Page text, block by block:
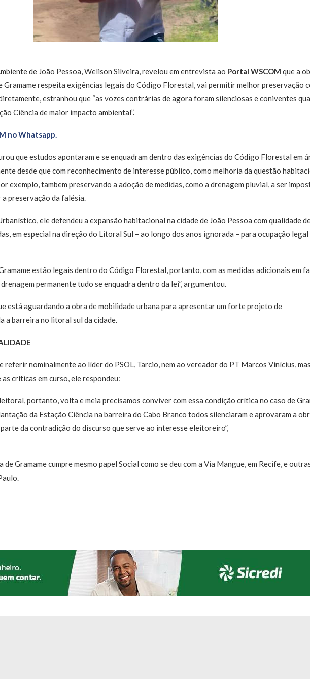
de João Pessoa, Welison Silveira, revelou em entrevista ao Portal WSCOM que a
Gramame respeita exigências legais do Código Florestal, vai permitir melhor preservação
estranhou que “as vozes contrárias de agora foram silenciosas e coniventes
Ciência de maior impacto ambiental”.
no Whatsapp.
que estudos apontaram e se enquadram dentro das exigências do Código Florestal em
desde que com reconhecimento de interesse público, como melhoria da questão
exemplo, tambem preservando a adoção de medidas, como a drenagem pluvial, a ser
preservação da falésia.
ele defendeu a expansão habitacional na cidade de João Pessoa com qualidade
em especial na direção do Litoral Sul – ao longo dos anos ignorada – para ocupação legal
estão legais dentro do Código Florestal, portanto, com as medidas adicionais em
permanente tudo se enquadra dentro da lei”, argumentou.
está aguardando a obra de mobilidade urbana para apresentar um forte projeto de
a barreira no litoral sul da cidade.
referir nominalmente ao líder do PSOL, Tarcio, nem ao vereador do PT Marcos Vinícius, mas
críticas em curso, ele respondeu:
portanto, volta e meia precisamos conviver com essa condição crítica no caso de
da Estação Ciência na barreira do Cabo Branco todos silenciaram e aprovaram a
da contradição do discurso que serve ao interesse eleitoreiro”,
de Gramame cumpre mesmo papel Social como se deu com a Via Mangue, em Recife, e